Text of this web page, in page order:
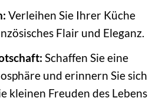
Verleihen Sie Ihrer Küche
Flair und Eleganz.
Schaffen Sie eine
und erinnern Sie sich
kleinen Freuden des Lebens